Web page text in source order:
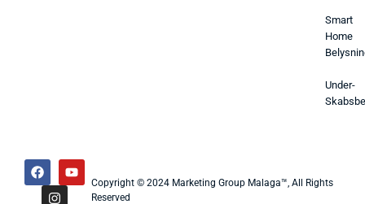
Smart
Home
Under-
Copyright © 2024 Marketing Group Malaga™, All Rights
Reserved